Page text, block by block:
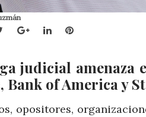
TwitterGoogle+LinkedInPinterest
judicial amenaza
Bank of America y
opositores,